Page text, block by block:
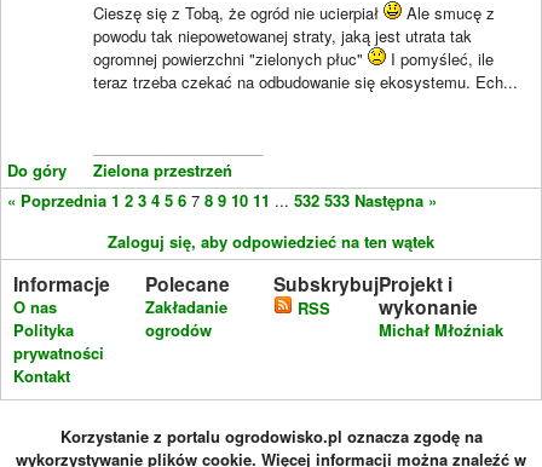
Do góry
Cieszę się z Tobą, że ogród nie ucierpiał
Ale smucę z
powodu tak niepowetowanej straty, jaką jest utrata tak
ogromnej powierzchni "zielonych płuc"
I pomyśleć, ile
teraz trzeba czekać na odbudowanie się ekosystemu. Ech...
Zielona przestrzeń
« Poprzednia 1 2 3 4 5 6 7 8 9 10 11 ... 532 533 Następna »
Zaloguj się, aby odpowiedzieć na ten wątek
Informacje
O nas
Polityka
prywatności
Kontakt
Polecane
Zakładanie
ogrodów
Subskrybuj
RSS
Projekt i
wykonanie
Michał Młoźniak
Korzystanie z portalu ogrodowisko.pl oznacza zgodę na
wykorzystywanie plików cookie. Więcej informacji można znaleźć w